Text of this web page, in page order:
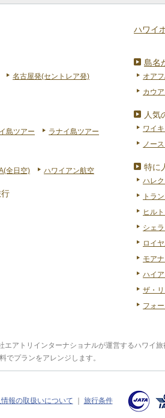
名古屋発(セントレア発)
島ツアー
ラナイ島ツアー
全日空) ハワイアン航空
ハワイ
島名
オア
カウ
人気
ワイ
ノー
特に
ハレ
トラ
ヒル
シェ
ロイ
モア
ハイ
ザ・
フォ
エアトリインターナショナルが運営するハワイ
でプランをアレンジします。
報の取扱いについて 旅行条件